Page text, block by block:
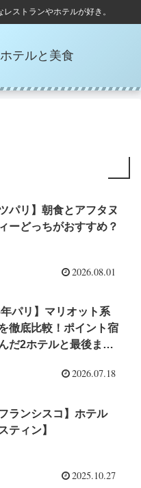
ストランやホテルが好き。
テルと美食
パリ】朝食とアフタヌ
ーどっちがおすすめ？
2026.08.01
年パリ】マリオット系
徹底比較！ポイント宿
だ2ホテルと最後まで
2026.07.18
フランシスコ】ホテル
ティン】
2025.10.27